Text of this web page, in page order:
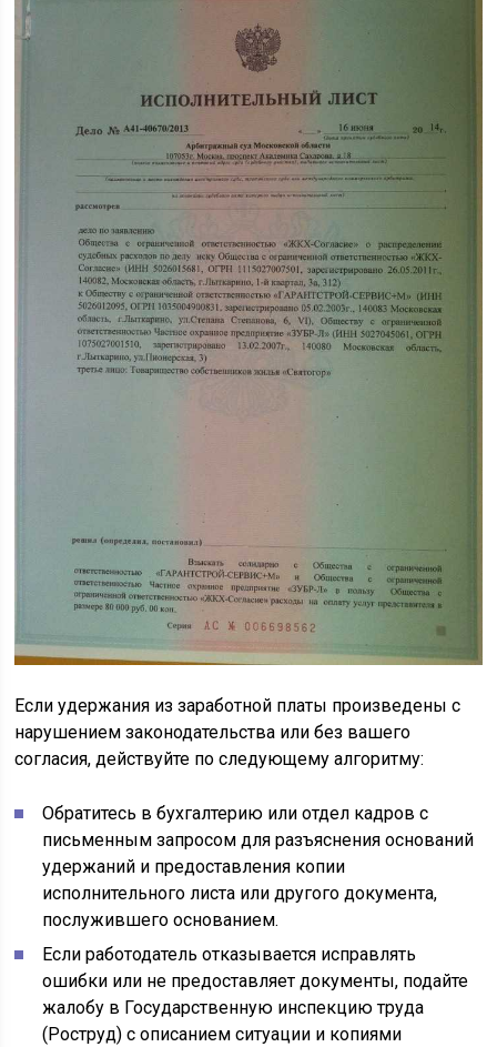
Если удержания из заработной платы произведены с
нарушением законодательства или без вашего
согласия, действуйте по следующему алгоритму:
Обратитесь в бухгалтерию или отдел кадров с
письменным запросом для разъяснения оснований
удержаний и предоставления копии
исполнительного листа или другого документа,
послужившего основанием.
Если работодатель отказывается исправлять
ошибки или не предоставляет документы, подайте
жалобу в Государственную инспекцию труда
(Роструд) с описанием ситуации и копиями